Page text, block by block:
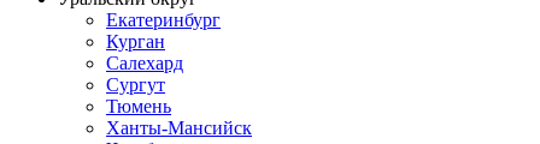
Екатеринбург
Курган
Салехард
Сургут
Тюмень
Ханты-Мансийск